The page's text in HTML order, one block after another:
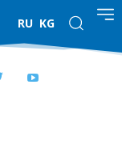
RU KG